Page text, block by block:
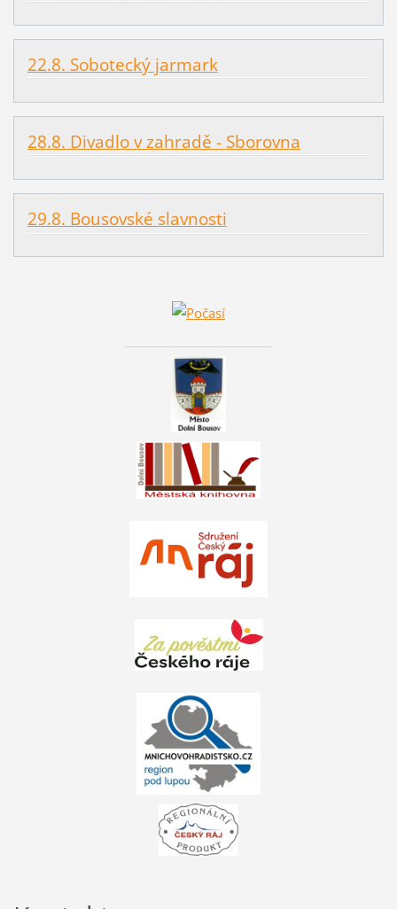
22.8. Sobotecký jarmark
28.8. Divadlo v zahradě - Sborovna
29.8. Bousovské slavnosti